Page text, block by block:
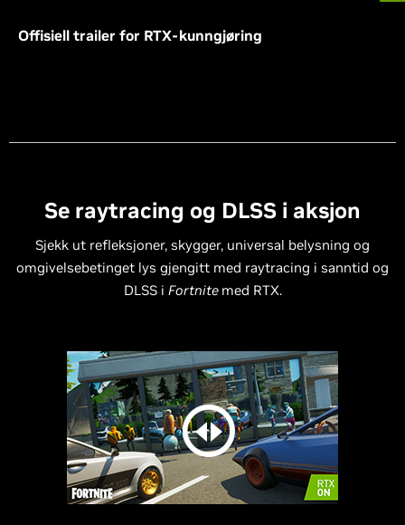
Offisiell trailer for RTX-kunngjøring
Se raytracing og DLSS i aksjon
Sjekk ut refleksjoner, skygger, universal belysning og
omgivelsebetinget lys gjengitt med raytracing i sanntid og
DLSS i Fortnite med RTX.